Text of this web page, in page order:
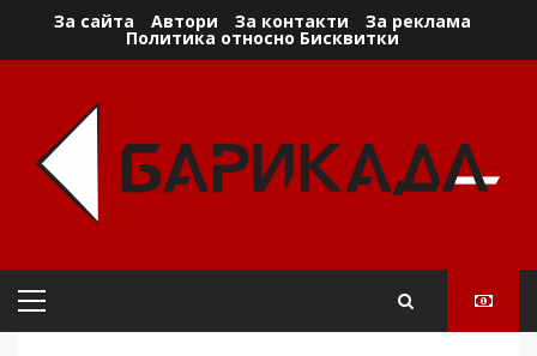
За сайта Автори За контакти За реклама
Политика относно Бисквитки
Primary